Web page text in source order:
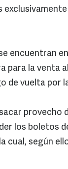
encuentran
para la venta
de vuelta por
provecho
los boletos
cual, según